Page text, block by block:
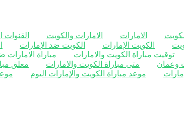
الامارات الامارات والكويت القنوات
الكويت الإمارات الكويت ضد الإمارات
توقيت مباراة الكويت والامارات مباراة الامارات
وعمان متى مباراة الكويت والامارات معلق
موعد مباراة الكويت والإمارات اليوم